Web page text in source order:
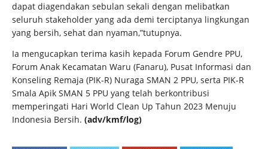
dapat diagendakan sebulan sekali dengan melibatkan
seluruh stakeholder yang ada demi terciptanya lingkungan
yang bersih, sehat dan nyaman,”tutupnya.
Ia mengucapkan terima kasih kepada Forum Gendre PPU,
Forum Anak Kecamatan Waru (Fanaru), Pusat Informasi dan
Konseling Remaja (PIK-R) Nuraga SMAN 2 PPU, serta PIK-R
Smala Apik SMAN 5 PPU yang telah berkontribusi
memperingati Hari World Clean Up Tahun 2023 Menuju
Indonesia Bersih. (adv/kmf/log)